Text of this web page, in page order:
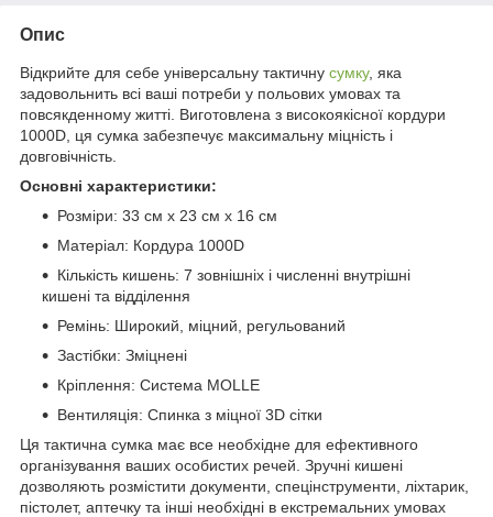
Опис
Відкрийте для себе універсальну тактичну сумку, яка
задовольнить всі ваші потреби у польових умовах та
повсякденному житті. Виготовлена з високоякісної кордури
1000D, ця сумка забезпечує максимальну міцність і
довговічність.
Основні характеристики:
Розміри: 33 см x 23 см x 16 см
Матеріал: Кордура 1000D
Кількість кишень: 7 зовнішніх і численні внутрішні
кишені та відділення
Ремінь: Широкий, міцний, регульований
Застібки: Зміцнені
Кріплення: Система MOLLE
Вентиляція: Спинка з міцної 3D сітки
Ця тактична сумка має все необхідне для ефективного
організування ваших особистих речей. Зручні кишені
дозволяють розмістити документи, спецінструменти, ліхтарик,
пістолет, аптечку та інші необхідні в екстремальних умовах